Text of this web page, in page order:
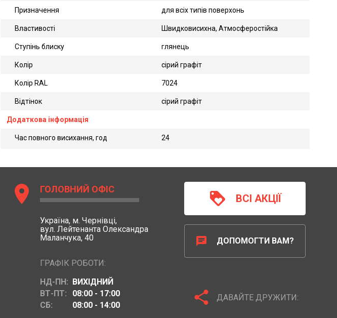
Призначення для всіх типів поверхонь
Властивості Швидковисихна, Атмосферостійка
Ступінь блиску глянець
Колір сірий графіт
Колір RAL 7024
Відтінок сірий графіт
Додаткова інформація
Час повного висихання, год 24
location_on ГОЛОВНИЙ ОФІС
Україна, м. Чернівці,
вул. Лейтенанта Олександра
Маланчука, 40
ГРАФІК РОБОТИ:
НД-ПН:
ВИХІДНИЙ
ВТ-ПТ:
08:00 - 17:00
СБ:
08:00 - 14:00
loyalty ВСІ АКЦІЇ
chat ДОПОМОГТИ ВАМ?
share ДАВАЙТЕ ДРУЖИТИ: